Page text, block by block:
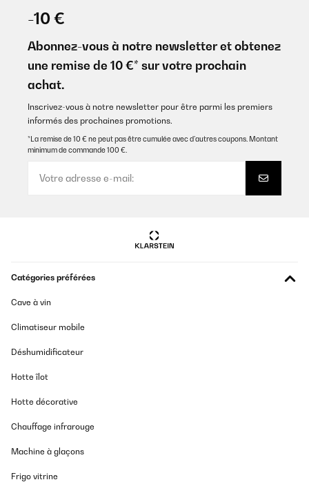
-10 €
Abonnez-vous à notre newsletter et obtenez
une remise de 10 €* sur votre prochain
achat.
Inscrivez-vous à notre newsletter pour être parmi les premiers
informés des prochaines promotions.
*La remise de 10 € ne peut pas être cumulée avec d’autres coupons. Montant
minimum de commande 100 €.
Catégories préférées
Cave à vin
Climatiseur mobile
Déshumidificateur
Hotte îlot
Hotte décorative
Chauffage infrarouge
Machine à glaçons
Frigo vitrine